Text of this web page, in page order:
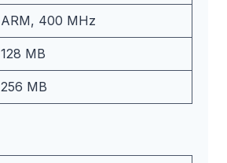
ARM, 400 MHz
128 MB
256 MB